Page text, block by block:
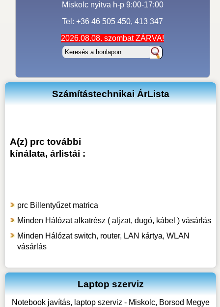
Miskolc nyitva h-p 9:00-17:00
Tel: +36 46 505 450, 413 347
2026.08.08. szombat ZÁRVA!
Számítástechnikai ÁrLista
A(z) prc további
kínálata, árlistái :
prc Billentyűzet matrica
Minden Hálózat alkatrész ( aljzat, dugó, kábel ) vásárlás
Minden Hálózat switch, router, LAN kártya, WLAN
vásárlás
Laptop szerviz
Notebook javítás, laptop szerviz - Miskolc, Borsod Megye